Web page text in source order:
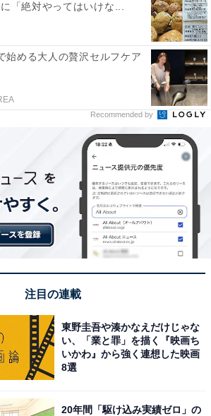
成人式！ 市役所のロビー
となって開催する「成人式」なだけ
、ちょっと変わった成人式もあるよ
って写真を撮る（大阪府／20代女
ない街なので、成人式は市役所のロ
ないからか、イスが準備されておら
「絶対やってはいけな...
始める大人の贅沢セルフケア
Recommended by
注目の連載
東野圭吾や湊かなえだけじゃな
い、「業と罪」を描く『映画ち
いかわ』から強く連想した映画
8選
20年間「駆け込み実績ゼロ」の